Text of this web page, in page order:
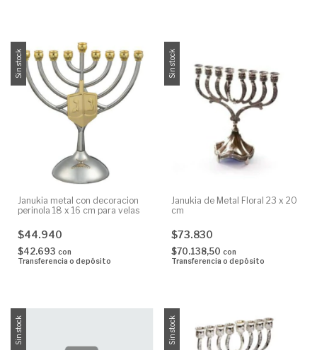
Sin stock
Janukia metal con decoracion
perinola 18 x 16 cm para velas
$44.940
$42.693 con
Transferencia o depósito
Sin stock
Janukia de Metal Floral 23 x 20
cm
$73.830
$70.138,50 con
Transferencia o depósito
Sin stock Sin stock